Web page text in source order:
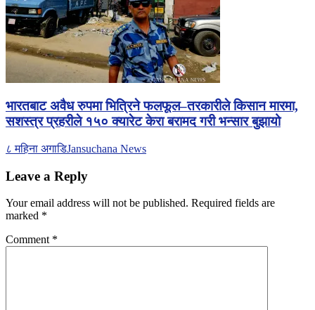
भारतबाट अवैध रुपमा भित्रिने फलफूल–तरकारीले किसान मारमा,
सशस्त्र प्रहरीले १५० क्यारेट केरा बरामद गरी भन्सार बुझायो
८ महिना अगाडिJansuchana News
Leave a Reply
Your email address will not be published. Required fields are
marked *
Comment *